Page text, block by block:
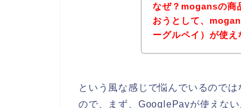
なぜ？mogansの商
おうとして、
ーグルペイ）が使え
という風な感じで悩んでいるので
ので、まず、GooglePayが使えな